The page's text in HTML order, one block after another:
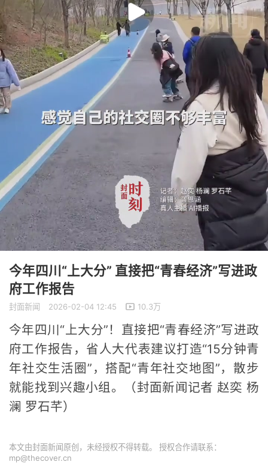
今年四川“上大分” 直接把“青春经济”写进政
府工作报告
封面新闻 2026-02-04 12:45 10.3万
今年四川“上大分”！直接把“青春经济”写进政
府工作报告，省人大代表建议打造“15分钟青
年社交生活圈”，搭配“青年社交地图”，散步
就能找到兴趣小组。（封面新闻记者 赵奕 杨
澜 罗石芊）
本文由封面新闻原创，未经授权不得转载。 授权合作请联系：
mp@thecover.cn